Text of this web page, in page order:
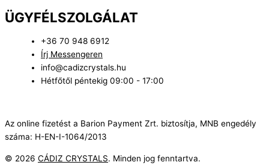
ÜGYFÉLSZOLGÁLAT
+36 70 948 6912
Írj Messengeren
info@cadizcrystals.hu
Hétfőtől péntekig 09:00 - 17:00
Az online fizetést a Barion Payment Zrt. biztosítja, MNB engedély
száma: H-EN-I-1064/2013
© 2026 CÁDIZ CRYSTALS. Minden jog fenntartva.